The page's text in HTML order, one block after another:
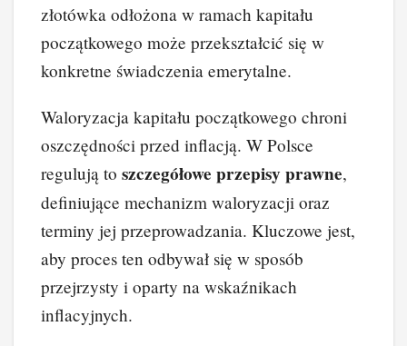
złotówka odłożona w ramach kapitału
początkowego może przekształcić się w
konkretne świadczenia emerytalne.
Waloryzacja kapitału początkowego chroni
oszczędności przed inflacją. W Polsce
regulują to szczegółowe przepisy prawne,
definiujące mechanizm waloryzacji oraz
terminy jej przeprowadzania. Kluczowe jest,
aby proces ten odbywał się w sposób
przejrzysty i oparty na wskaźnikach
inflacyjnych.